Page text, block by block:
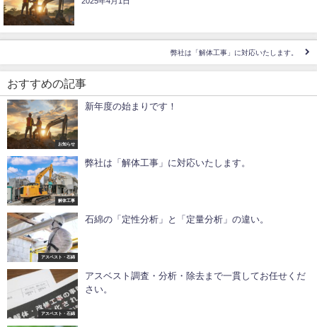
弊社は「解体工事」に対応いたします。
おすすめの記事
お知らせ
新年度の始まりです！
解体工事
弊社は「解体工事」に対応いたします。
アスベスト・石綿
石綿の「定性分析」と「定量分析」の違い。
アスベスト・石綿
アスベスト調査・分析・除去まで一貫してお任せくだ
さい。